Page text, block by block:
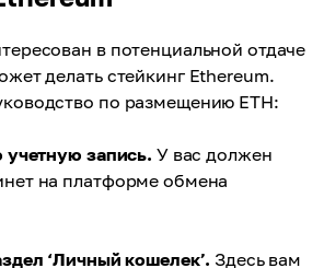
в потенциальной отдаче
делать стейкинг Ethereum.
по размещению ETH:
учетную запись. У вас должен
на платформе обмена
‘Личный кошелек’. Здесь вам